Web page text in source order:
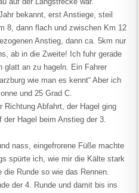
bekannt, erst Anstiege, steil
8, dann flach und zwischen Km 12
Anstieg, dann ca. 5km nur
ab in die Zweite! Ich fuhr gerade
glatt an zu hageln. Ein Fahrer
wie man es kennt“ Aber ich
und 25 Grad C.
Abfahrt, der Hagel ging
Hagel beim Anstieg der 3.
nass, eingefrorene Füße machte
spürte ich, wie mir die Kälte stark
Runde so wie das Rennen.
der 4. Runde und damit bis ins